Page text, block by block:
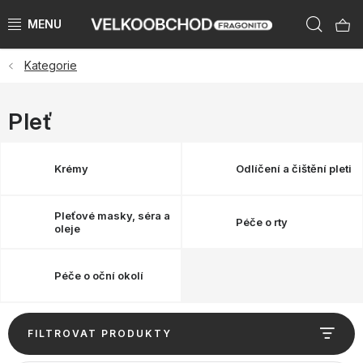
na
NAŠE ZNAČKY
PŘEDPRODEJ VÁNOCE 2026
ZNAČKY PODLE ZEMÍ
VÝPRODEJ SKLADU AŽ -50 %
KATALOGY
Kategorie
Pleť
Krémy Odlíčení a čištění pleti
Pleťové masky, séra a
oleje
Péče o rty
Péče o oční okolí
FILTROVAT PRODUKTY
V
ý